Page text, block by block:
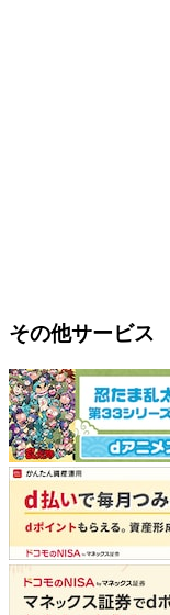
その他サービス